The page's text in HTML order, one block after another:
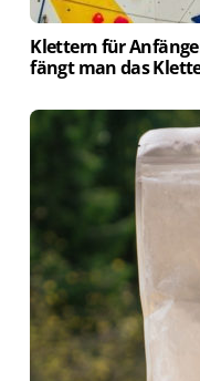
Klettern für
fängt man das